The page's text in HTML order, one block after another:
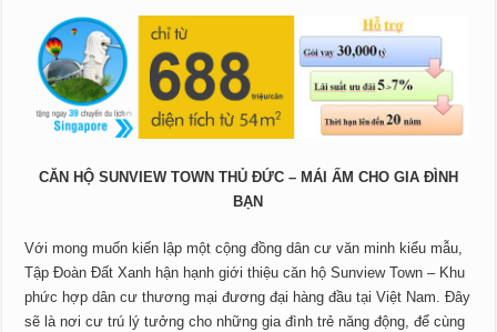
CĂN HỘ SUNVIEW TOWN THỦ ĐỨC – MÁI ẤM CHO GIA ĐÌNH
BẠN
Với mong muốn kiến lập một cộng đồng dân cư văn minh kiểu mẫu,
Tập Đoàn Đất Xanh hận hạnh giới thiệu căn hộ Sunview Town – Khu
phức hợp dân cư thương mại đương đại hàng đầu tại Việt Nam. Đây
sẽ là nơi cư trú lý tưởng cho những gia đình trẻ năng động, để cùng